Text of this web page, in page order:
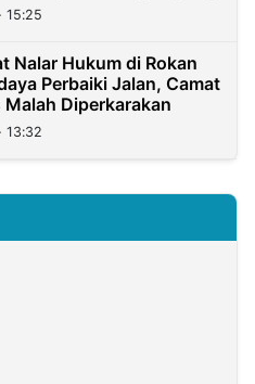
Nalar Hukum di Rokan
Perbaiki Jalan, Camat
Malah Diperkarakan